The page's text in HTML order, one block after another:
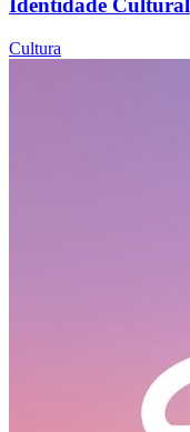
Identidade Cultural
Cultura